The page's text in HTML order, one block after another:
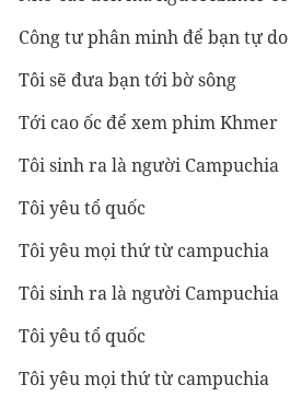
Công tư phân minh để bạn tự
Tôi sẽ đưa bạn tới bờ sông
Tới cao ốc để xem phim Khmer
Tôi sinh ra là người Campuchia
Tôi yêu tổ quốc
Tôi yêu mọi thứ từ campuchia
Tôi sinh ra là người Campuchia
Tôi yêu tổ quốc
Tôi yêu mọi thứ từ campuchia